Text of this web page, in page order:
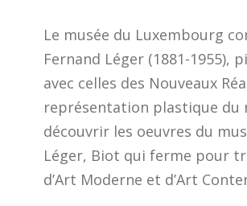
Le musée du Luxembourg
Fernand Léger (1881-1955),
avec celles des Nouveaux
représentation plastique du
découvrir les oeuvres du
Léger, Biot qui ferme pour
d’Art Moderne et d’Art